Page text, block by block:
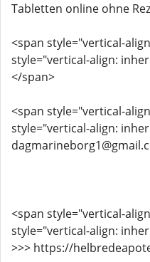
Tabletten online ohne
<span style="vertical-
style="vertical-align:
</span>
<span style="vertical-
style="vertical-align:
<span style="vertical-
style="vertical-align:
>>> https://